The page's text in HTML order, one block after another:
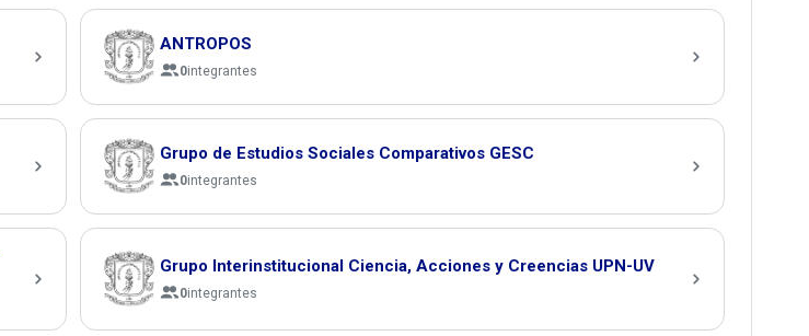
ANTROPOS
0integrantes
Grupo de Estudios Sociales Comparativos GESC
0integrantes
Grupo Interinstitucional Ciencia, Acciones y Creencias UPN-UV
0integrantes